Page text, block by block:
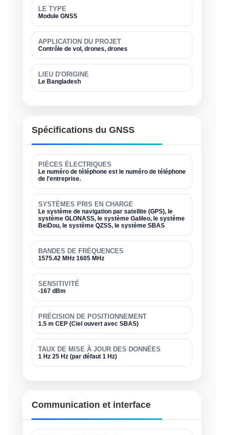
LE TYPE
Module GNSS
APPLICATION DU PROJET
Contrôle de vol, drones, drones
LIEU D'ORIGINE
Le Bangladesh
Spécifications du GNSS
PIÈCES ÉLECTRIQUES
Le numéro de téléphone est le numéro de téléphone
de l'entreprise.
SYSTÈMES PRIS EN CHARGE
Le système de navigation par satellite (GPS), le
système GLONASS, le système Galileo, le système
BeiDou, le système QZSS, le système SBAS
BANDES DE FRÉQUENCES
1575.42 MHz 1605 MHz
SENSITIVITÉ
-167 dBm
PRÉCISION DE POSITIONNEMENT
1.5 m CEP (Ciel ouvert avec SBAS)
TAUX DE MISE À JOUR DES DONNÉES
1 Hz 25 Hz (par défaut 1 Hz)
Communication et interface